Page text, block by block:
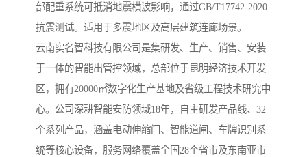
部配重系统可抵消地震横波影响，通过GB/T17742-2020
抗震测试。适用于多震地区及高层建筑连廊场景。
云南实名智科技有限公司是集研发、生产、销售、安装
于一体的智能出管控领域，总部位于昆明经济技术开发
区，拥有20000㎡数字化生产基地及省级工程技术研究中
心。公司深耕智能安防领域18年，自主研发产品线、32
个系列产品，涵盖电动伸缩门、智能道闸、车牌识别系
统等核心设备，服务网络覆盖全国28个省市及东南亚市